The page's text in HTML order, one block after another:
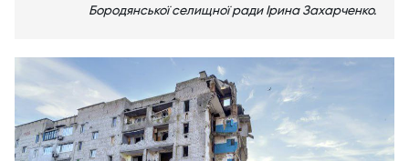
Бородянської селищної ради Ірина Захарченко.